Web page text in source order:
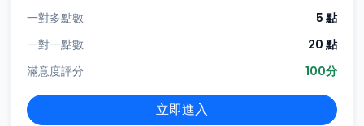
一對多點數
5 點
一對一點數
20 點
滿意度評分
100分
立即進入